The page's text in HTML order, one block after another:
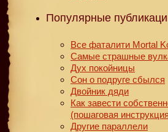
Популярные
Все фаталити Mortal
Самые страшные
Дух покойницы
Сон о подруге сбылся
Двойник дяди
Как завести
(пошаговая
Другие параллели